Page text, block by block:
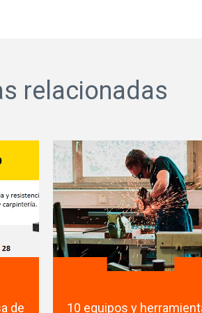
relacionadas
de
10 equipos y